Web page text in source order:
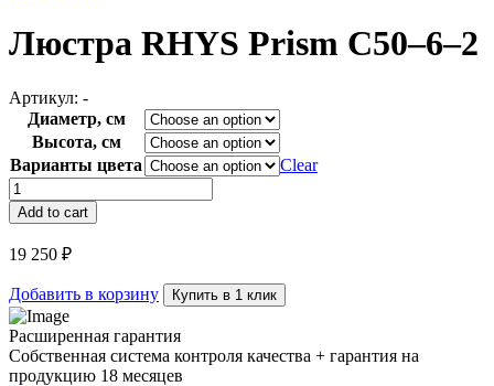
Люстра RHYS Prism C50–6–2
Артикул: -
Диаметр, см
Высота, см
Варианты цвета
Clear
Люстра
RHYS
Prism
C50–
6–
2
quantity
Add to cart
19 250 ₽
Добавить в корзину Купить в 1 клик
Расширенная гарантия
Собственная система контроля качества + гарантия на
продукцию 18 месяцев